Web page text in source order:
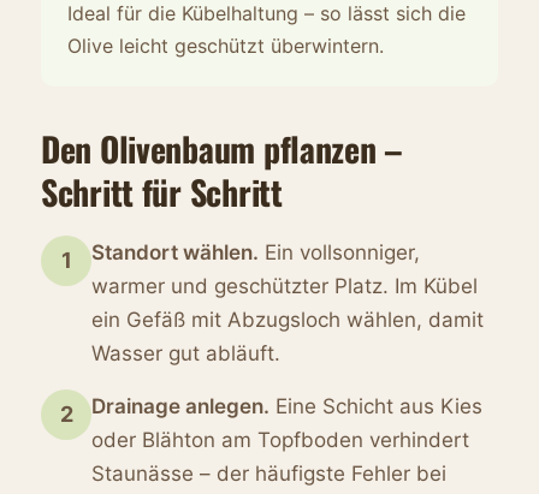
Ideal für die Kübelhaltung – so lässt sich die
Olive leicht geschützt überwintern.
Den Olivenbaum pflanzen –
Schritt für Schritt
1 Standort wählen. Ein vollsonniger,
warmer und geschützter Platz. Im Kübel
ein Gefäß mit Abzugsloch wählen, damit
Wasser gut abläuft.
2 Drainage anlegen. Eine Schicht aus Kies
oder Blähton am Topfboden verhindert
Staunässe – der häufigste Fehler bei